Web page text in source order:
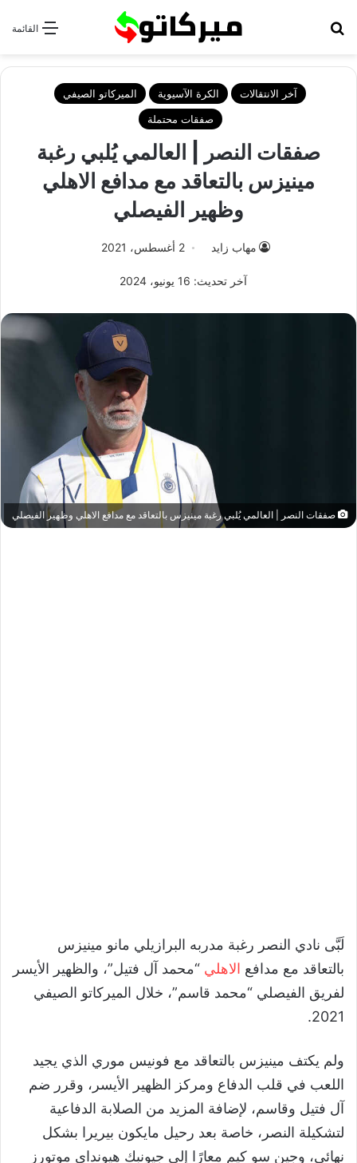
القائمة
آخر الانتقالات الكرة الآسيوية
الميركاتو الصيفي
صفقات محتملة
صفقات النصر | العالمي يُلبي رغبة
مينيزس بالتعاقد مع مدافع الاهلي
وظهير الفيصلي
مهاب زايد 2 أغسطس، 2021
آخر تحديث: 16 يونيو، 2024
صفقات النصر | العالمي يُلبي رغبة مينيزس بالتعاقد مع مدافع الاهلي وظهير الفيصلي
لَبَّى نادي النصر رغبة مدربه البرازيلي مانو مينيزس
بالتعاقد مع مدافع الاهلي “محمد آل فتيل”، والظهير الأيسر
لفريق الفيصلي “محمد قاسم”، خلال الميركاتو الصيفي
2021.
ولم يكتف مينيزس بالتعاقد مع فونيس موري الذي يجيد
اللعب في قلب الدفاع ومركز الظهير الأيسر، وقرر ضم
آل فتيل وقاسم، لإضافة المزيد من الصلابة الدفاعية
لتشكيلة النصر، خاصة بعد رحيل مايكون بيريرا بشكل
نهائي، وجين سو كيم معارًا إلى جيونبك هيونداي موتورز